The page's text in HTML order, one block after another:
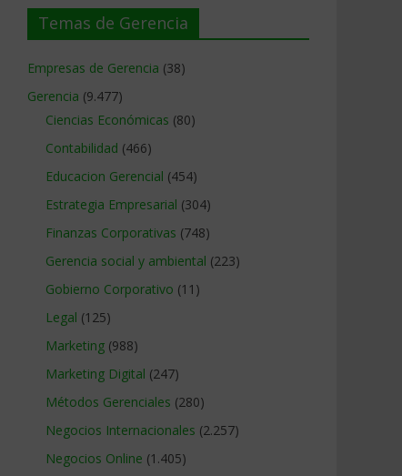
Temas de Gerencia
Empresas de Gerencia (38)
Gerencia (9.477)
Ciencias Económicas (80)
Contabilidad (466)
Educacion Gerencial (454)
Estrategia Empresarial (304)
Finanzas Corporativas (748)
Gerencia social y ambiental (223)
Gobierno Corporativo (11)
Legal (125)
Marketing (988)
Marketing Digital (247)
Métodos Gerenciales (280)
Negocios Internacionales (2.257)
Negocios Online (1.405)